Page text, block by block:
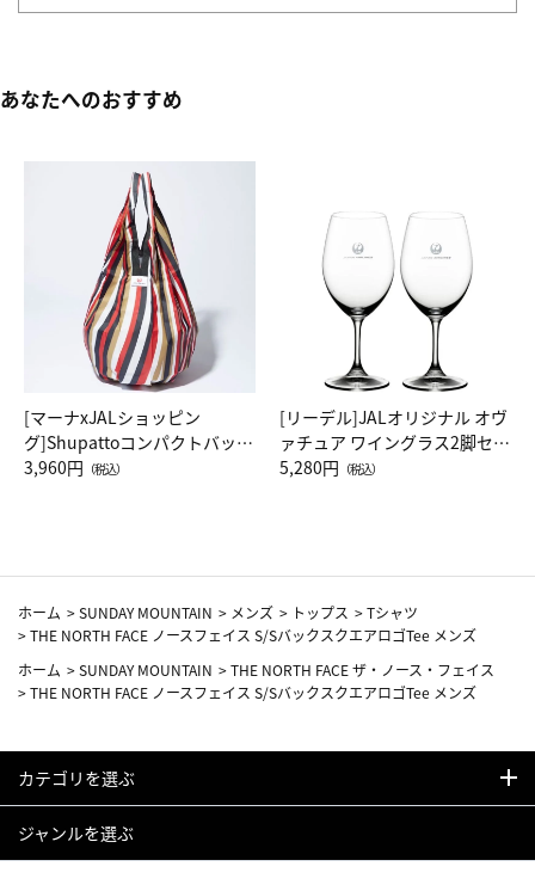
あなたへのおすすめ
[マーナxJALショッピン
グ]Shupattoコンパクトバッグ
Drop JAL客室乗務員（LC）ス
3,960円 （税込）
[リーデル]JALオリジナル オヴ
ァチュア ワイングラス2脚セッ
ト（レッドワイン）
5,280円 （税込）
ホーム >SUNDAY MOUNTAIN > メンズ > トップス >Tシャツ
>THE NORTH FACE ノースフェイス S/SバックスクエアロゴTee メンズ
ホーム >SUNDAY MOUNTAIN >THE NORTH FACE ザ・ノース・フェイス
>THE NORTH FACE ノースフェイス S/SバックスクエアロゴTee メンズ
カテゴリを選ぶ
ジャンルを選ぶ